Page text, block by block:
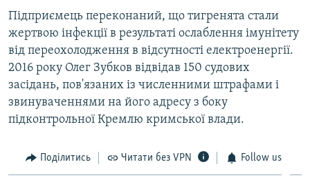
Підприємець переконаний, що тигренята стали
жертвою інфекції в результаті ослаблення імунітету
від переохолодження в відсутності електроенергії.
2016 року Олег Зубков відвідав 150 судових
засідань, пов'язаних із численними штрафами і
звинуваченнями на його адресу з боку
підконтрольної Кремлю кримської влади.
Поділитись Читати без VPN Follow us